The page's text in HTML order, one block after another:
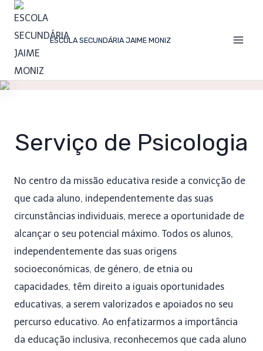
ESCOLA SECUNDÁRIA JAIME MONIZ
Serviço de Psicologia
No centro da missão educativa reside a convicção de
que cada aluno, independentemente das suas
circunstâncias individuais, merece a oportunidade de
alcançar o seu potencial máximo. Todos os alunos,
independentemente das suas origens
socioeconómicas, de género, de etnia ou
capacidades, têm direito a iguais oportunidades
educativas, a serem valorizados e apoiados no seu
percurso educativo. Ao enfatizarmos a importância
da educação inclusiva, reconhecemos que cada aluno